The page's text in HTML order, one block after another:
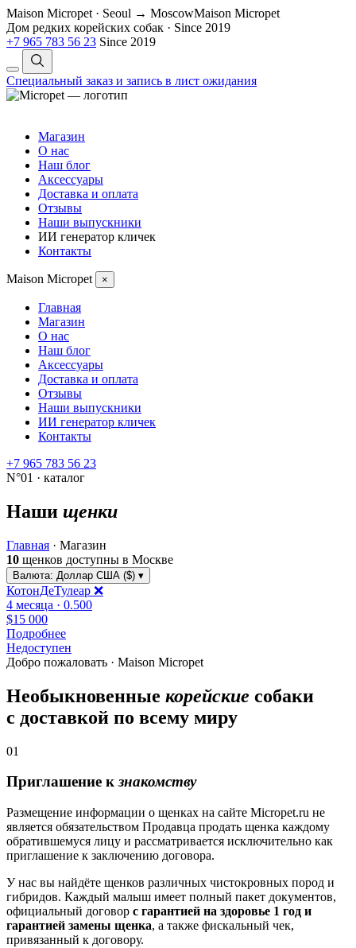
Maison Micropet · Seoul → MoscowMaison Micropet
Дом редких корейских собак · Since 2019
+7 965 783 56 23 Since 2019
Специальный заказ и запись в лист ожидания
Магазин
О нас
Наш блог
Аксессуары
Доставка и оплата
Отзывы
Наши выпускники
ИИ генератор кличек
Контакты
Maison Micropet ×
Главная
Магазин
О нас
Наш блог
Аксессуары
Доставка и оплата
Отзывы
Наши выпускники
ИИ генератор кличек
Контакты
+7 965 783 56 23
N°01 · каталог
Наши щенки
Главная · Магазин
10 щенков доступны в Москве
Валюта: Доллар США ($) ▾
КотонДеТулеар ❌
4 месяца · 0.500
$15 000
Подробнее
Недоступен
Добро пожаловать · Maison Micropet
Необыкновенные корейские собаки
с доставкой по всему миру
01
Приглашение кзнакомству
Размещение информации о щенках на сайте Micropet.ru не
является обязательством Продавца продать щенка каждому
обратившемуся лицу и рассматривается исключительно как
приглашение к заключению договора.
У нас вы найдёте щенков различных чистокровных пород и
гибридов. Каждый малыш имеет полный пакет документов,
официальный договор с гарантией на здоровье 1 год и
гарантией замены щенка, а также фискальный чек,
привязанный к договору.